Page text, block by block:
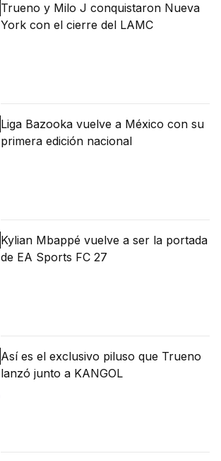
Trueno y Milo J conquistaron Nueva
York con el cierre del LAMC
Liga Bazooka vuelve a México con su
primera edición nacional
Kylian Mbappé vuelve a ser la portada
de EA Sports FC 27
Así es el exclusivo piluso que Trueno
lanzó junto a KANGOL